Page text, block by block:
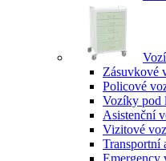
Zásuvkové
Policové
Vozíky pod
Asistenční
Vizitové
Transportní
Emergency